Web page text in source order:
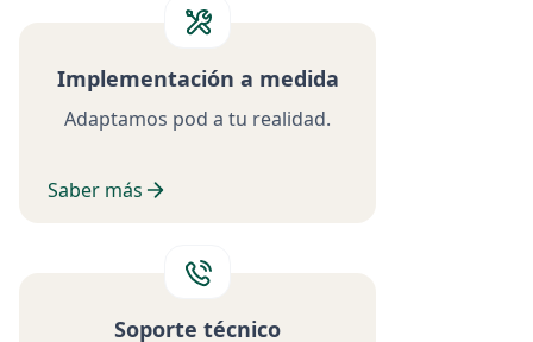
Implementación a medida
Adaptamos pod a tu realidad.
Saber más
Soporte técnico